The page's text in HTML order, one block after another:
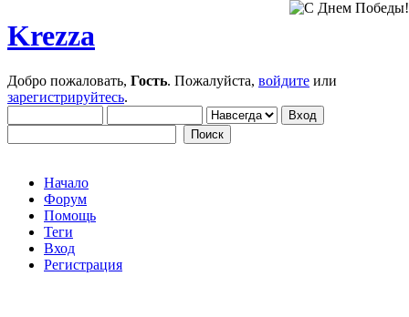
Krezza
Добро пожаловать, Гость. Пожалуйста, войдите или
зарегистрируйтесь.
Начало
Форум
Помощь
Теги
Вход
Регистрация